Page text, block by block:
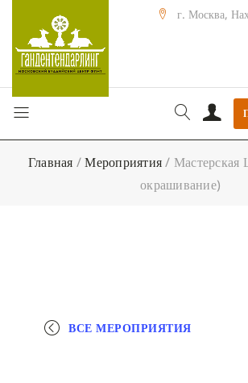
г. Москва,
Главная /Мероприятия/ Мастерская
окрашивание)
ВСЕ МЕРОПРИЯТИЯ